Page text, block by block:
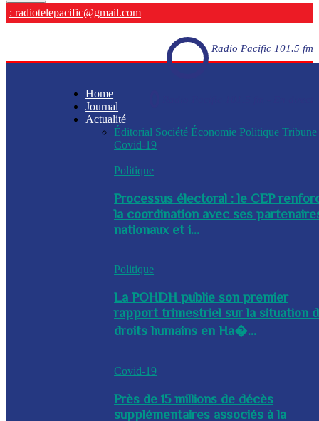
: radiotelepacific@gmail.com
Radio Pacific 101.5 fm
Home
Journal
Actualité
Éditorial Société Économie Politique Tribune
Covid-19
Politique
Processus électoral : le CEP
la coordination avec ses
nationaux et i...
Politique
La POHDH publie son premier
rapport trimestriel sur la situation
droits humains en Ha�...
Covid-19
Près de 15 millions de décès
supplémentaires associés à la